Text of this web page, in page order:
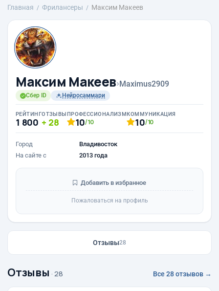
Главная Фрилансеры Максим Макеев
Максим Макеев›Maximus2909
Сбер ID Нейросаммари
РЕЙТИНГ
1 800
ОТЗЫВЫ
28
ПРОФЕССИОНАЛИЗМ
10/10
КОММУНИКАЦИЯ
10/10
Город
Владивосток
На сайте с
2013 года
Добавить в избранное
Пожаловаться на профиль
Отзывы28
Отзывы · 28 Все 28 отзывов →